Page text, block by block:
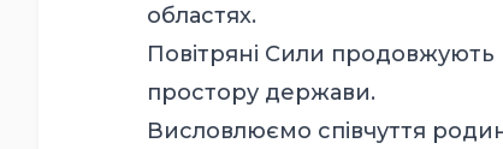
областях.
Повітряні Сили продовжують
простору держави.
Висловлюємо співчуття